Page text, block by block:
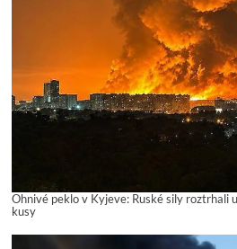
Ohnivé peklo v Kyjeve: Ruské sily roztrhali
kusy